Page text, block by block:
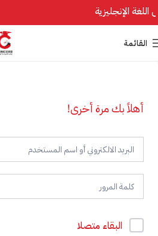
القائمة
أهلاً بك مرة أخرى!
البقاء متصلا